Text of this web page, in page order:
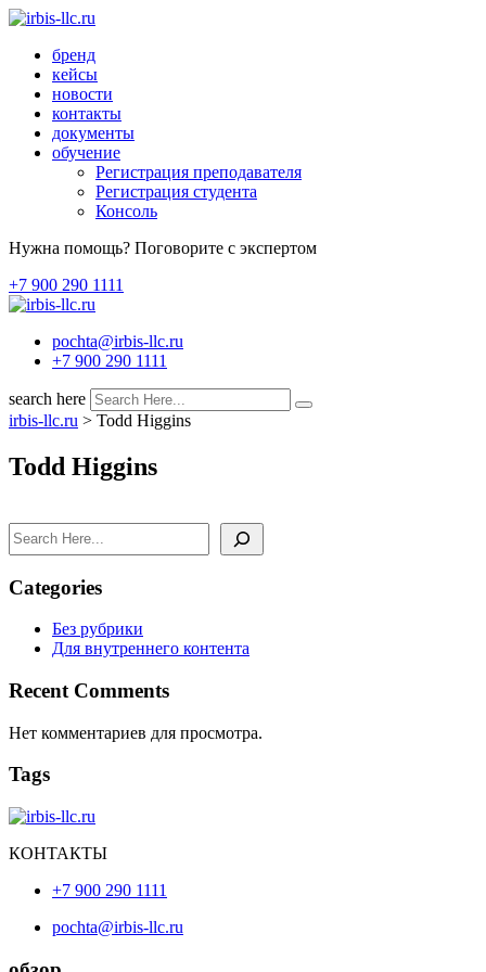
Перейти
содержимому
бренд
кейсы
новости
контакты
документы
обучение
Регистрация преподавателя
Регистрация студента
Консоль
Нужна помощь? Поговорите с экспертом
+7 900 290 1111
pochta@irbis-llc.ru
+7 900 290 1111
search here
irbis-llc.ru > Todd Higgins
Todd Higgins
Search
Categories
Без рубрики
Для внутреннего контента
Recent Comments
Нет комментариев для просмотра.
Tags
КОНТАКТЫ
+7 900 290 1111
pochta@irbis-llc.ru